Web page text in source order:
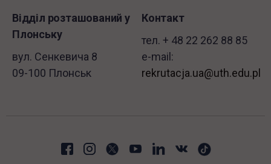
Відділ розташований у
Плонську
вул. Сенкевичa 8
09-100 Плонськ
Контакт
тел. + 48 22 262 88 85
e-mail:
rekrutacja.ua@uth.edu.pl